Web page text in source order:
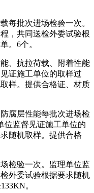
每批次进场检验一次。
，共同送检外委试验根
。6个。
、抗拉荷载、附着性能
证施工单位的取样过
样。提供合格证、材质
腐层性能每批次进场检
位监督见证施工单位的
随机取样。提供合格
检验一次。监理单位监
外委试验根据要求随机
。